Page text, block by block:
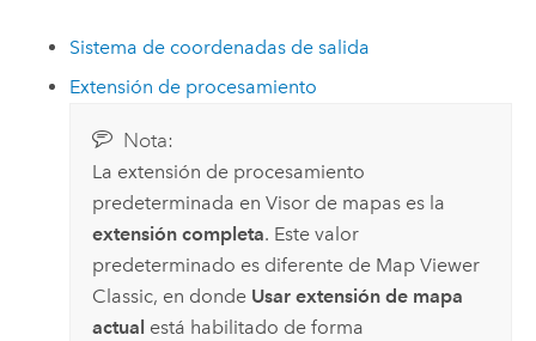
Sistema de coordenadas de salida
Extensión de procesamiento
Nota:
La extensión de procesamiento
predeterminada en Visor de mapases la
extensión completa. Este valor
predeterminado es diferente de Map Viewer
Classic, en donde Usar extensión de mapa
actual está habilitado de forma